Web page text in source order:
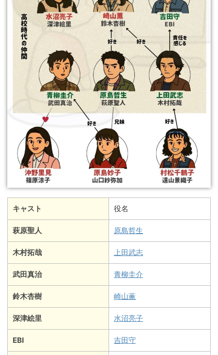
キャスト 役名
萩原聖人 原島哲生
木村拓哉 上田武志
武田真治 青柳圭介
鈴木杏樹 崎山薫
深津絵里 水沼亮子
EBI 吉田守